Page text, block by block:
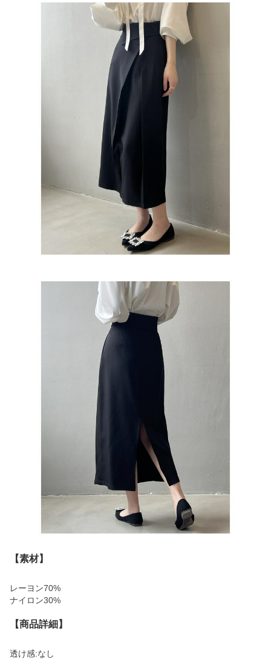
【素材】
レーヨン70%
ナイロン30%
【商品詳細】
透け感:なし